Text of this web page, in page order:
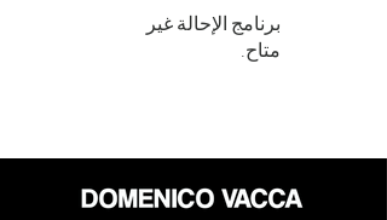
برنامج الإحالة غير
متاح.